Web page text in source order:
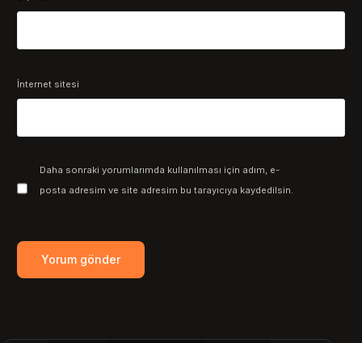
İnternet sitesi
Daha sonraki yorumlarımda kullanılması için adım, e-
posta adresim ve site adresim bu tarayıcıya kaydedilsin.